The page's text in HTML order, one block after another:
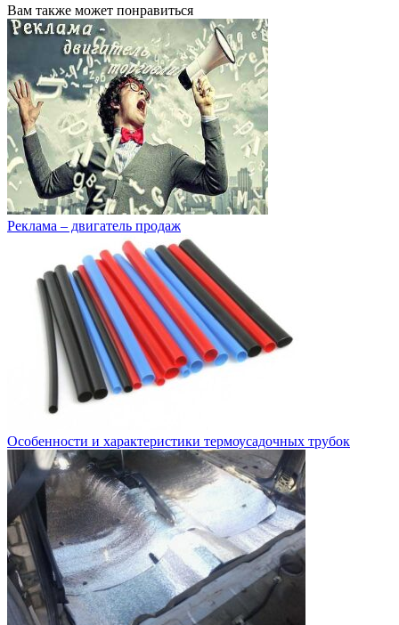
Вам также может понравиться
Реклама – двигатель продаж
Особенности и характеристики термоусадочных трубок